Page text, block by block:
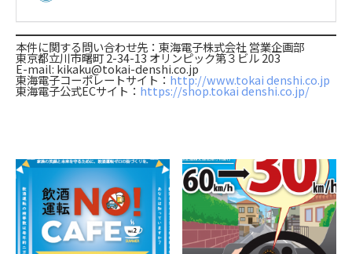
本件に関する問い合わせ先：東海電子株式会社 営業企画部
東京都立川市曙町 2-34-13 オリンピック第３ビル 203
E-mail: kikaku@tokai-denshi.co.jp
東海電子コーポレートサイト： http://www.tokai denshi.co.jp
東海電子公式ECサイト： https://shop.tokai denshi.co.jp/